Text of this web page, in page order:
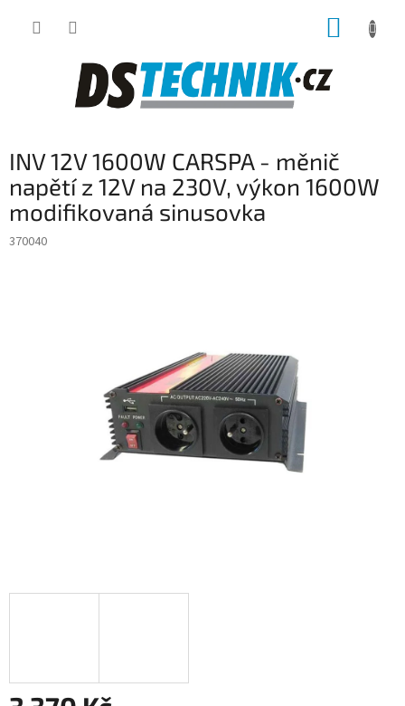
INV 12V 1600W CARSPA - měnič
napětí z 12V na 230V, výkon 1600W
modifikovaná sinusovka
370040